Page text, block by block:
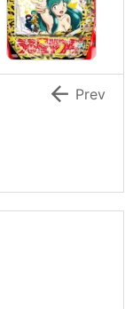
 Prev